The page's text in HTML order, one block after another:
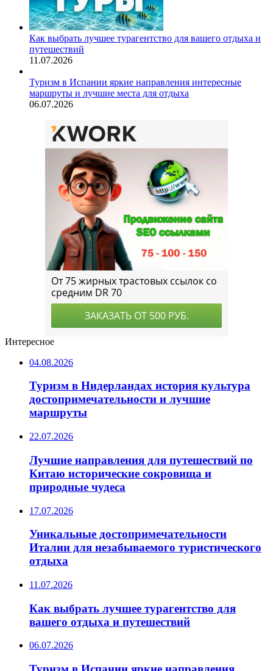
Как выбрать лучшее турагентство для вашего отдыха и
путешествий
11.07.2026
Туризм в Испании яркие направления интересные
маршруты и лучшие места для отдыха
06.07.2026
Интересное
04.08.2026
Туризм в Нидерландах история культура
достопримечательности и лучшие
маршруты
22.07.2026
Лучшие направления для путешествий по
Китаю исторические сокровища и
природные чудеса
17.07.2026
Уникальные достопримечательности
Италии для незабываемого туристического
отдыха
11.07.2026
Как выбрать лучшее турагентство для
вашего отдыха и путешествий
06.07.2026